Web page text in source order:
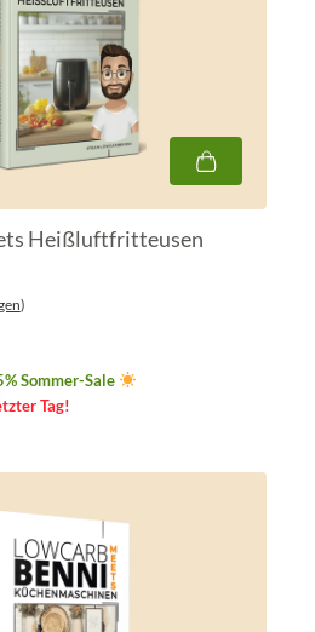
Heißluftfritteusen
)
Sommer-Sale
Tag!